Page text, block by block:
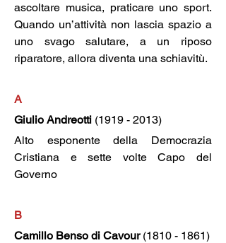
ascoltare musica, praticare uno sport.
Quando un’attività non lascia spazio a
uno svago salutare, a un riposo
riparatore, allora diventa una schiavitù.
A
Giulio Andreotti (1919 - 2013)
Alto esponente della Democrazia
Cristiana e sette volte Capo del
Governo
B
Camillo Benso di Cavour (1810 - 1861)